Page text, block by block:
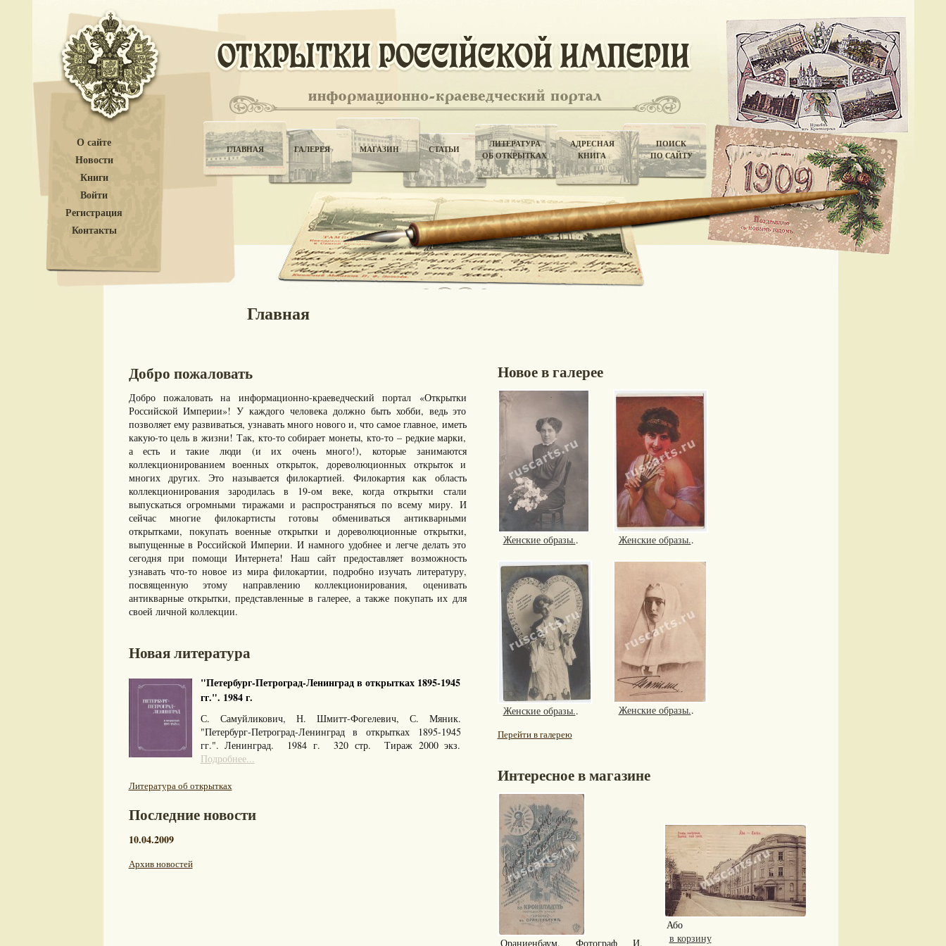
О сайте
Новости
Книги
Войти
Регистрация
Контакты
ГЛАВНАЯ ГАЛЕРЕЯ МАГАЗИН СТАТЬИ
ЛИТЕРАТУРА
ОБ ОТКРЫТКАХ
АДРЕСНАЯ
КНИГА
ПОИСК
ПО САЙТУ
Главная
Добро пожаловать
Добро пожаловать на информационно-краеведческий портал «Открытки
Российской Империи»! У каждого человека должно быть хобби, ведь это
позволяет ему развиваться, узнавать много нового и, что самое главное, иметь
какую-то цель в жизни! Так, кто-то собирает монеты, кто-то – редкие марки,
а есть и такие люди (и их очень много!), которые занимаются
коллекционированием военных открыток, дореволюционных открыток и
многих других. Это называется филокартией. Филокартия как область
коллекционирования зародилась в 19-ом веке, когда открытки стали
выпускаться огромными тиражами и распространяться по всему миру. И
сейчас многие филокартисты готовы обмениваться антикварными
открытками, покупать военные открытки и дореволюционные открытки,
выпущенные в Российской Империи. И намного удобнее и легче делать это
сегодня при помощи Интернета! Наш сайт предоставляет возможность
узнавать что-то новое из мира филокартии, подробно изучать литературу,
посвященную этому направлению коллекционирования, оценивать
антикварные открытки, представленные в галерее, а также покупать их для
своей личной коллекции.
Новая литература
"Петербург-Петроград-Ленинград в открытках 1895-1945
гг.". 1984 г.
С. Самуйликович, Н. Шмитт-Фогелевич, С. Мяник.
"Петербург-Петроград-Ленинград в открытках 1895-1945
гг.". Ленинград. 1984 г. 320 стр. Тираж 2000 экз.
Подробнее...
Литература об открытках
Последние новости
10.04.2009
Архив новостей
Новое в галерее
Женские образы.. Женские образы..
Женские образы.. Женские образы..
Перейти в галерею
Интересное в магазине
Ораниенбаум. Фотограф И.
Або
в корзину